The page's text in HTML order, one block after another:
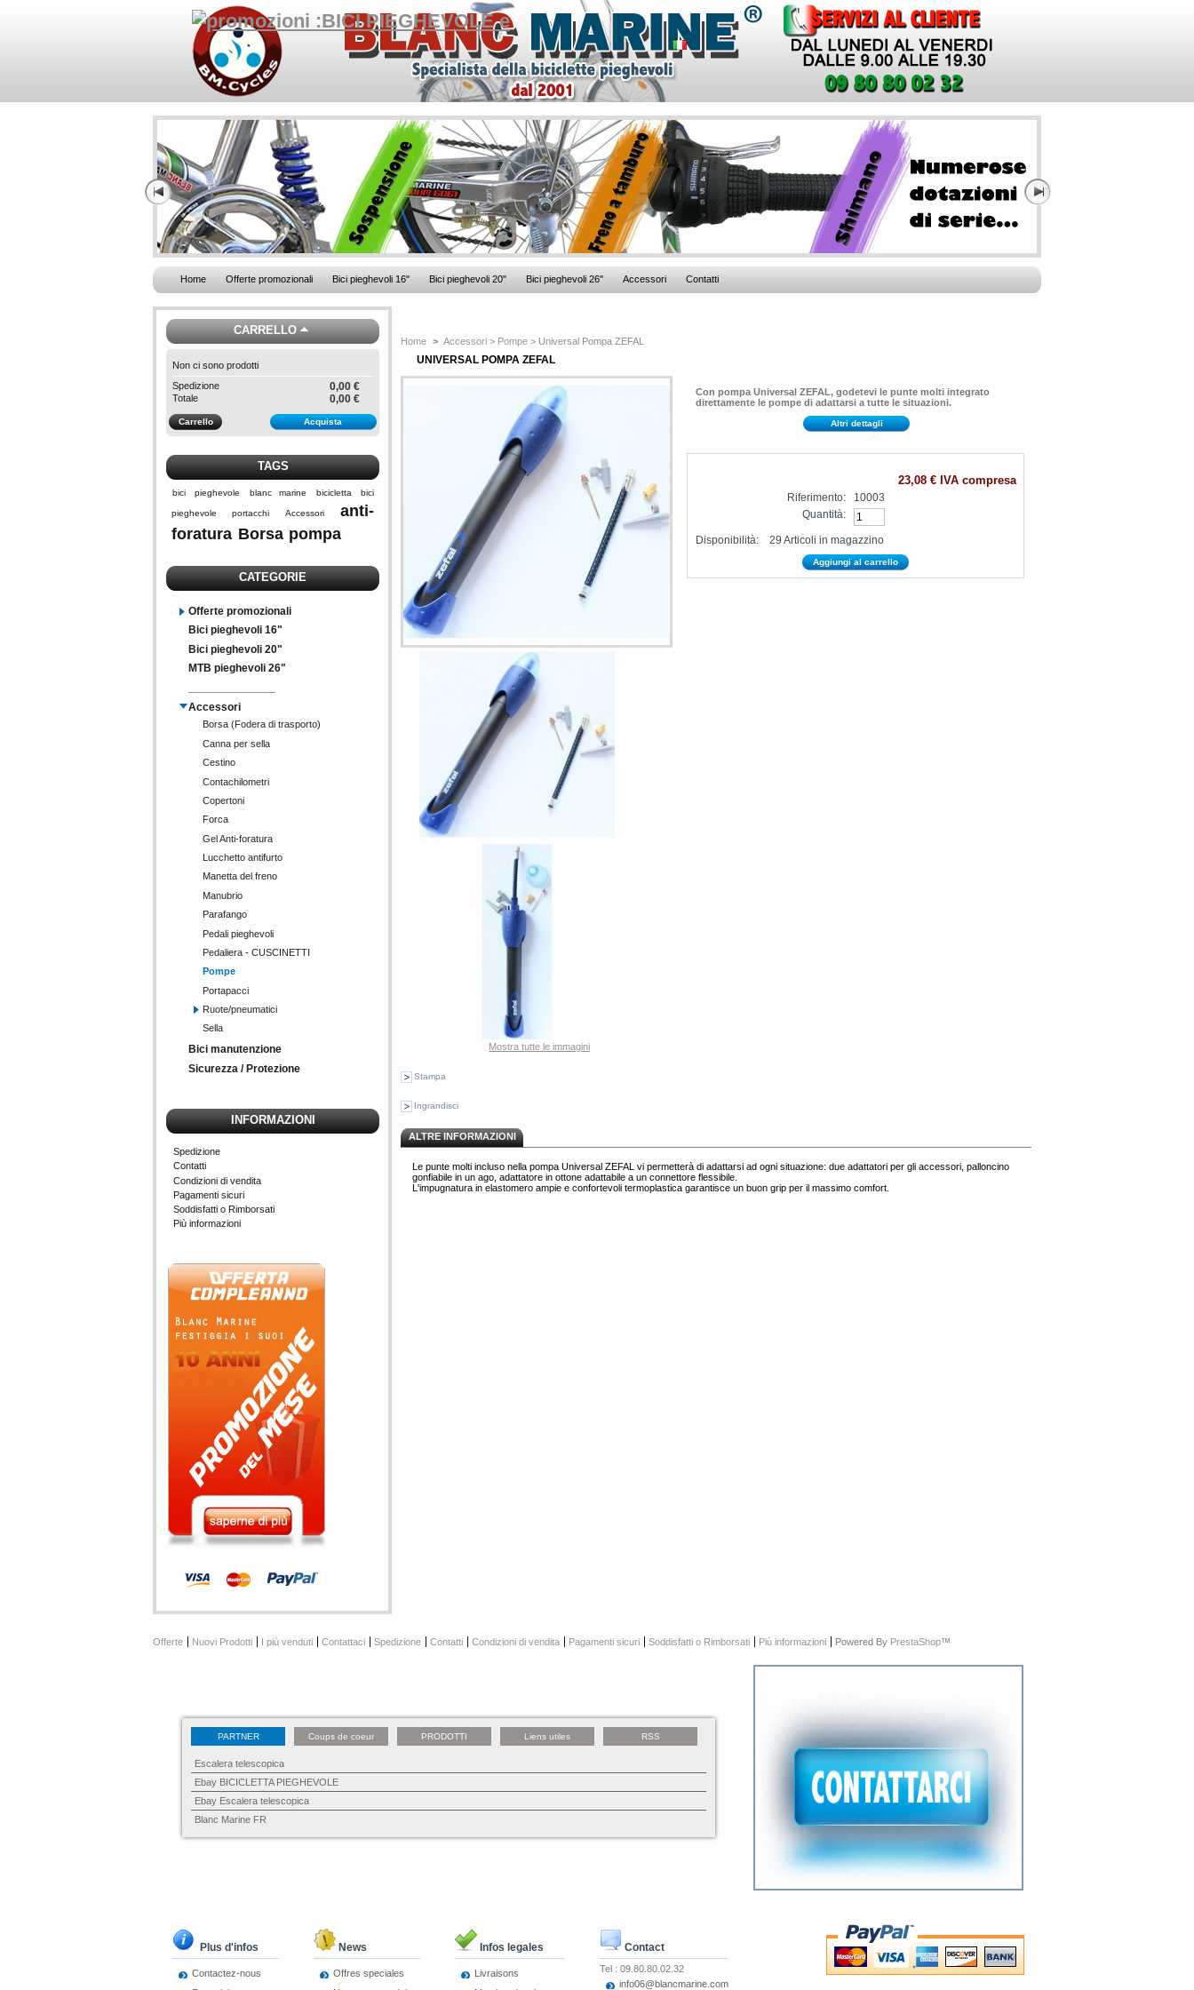
Home Offerte promozionali Bici pieghevoli 16" Bici pieghevoli 20" Bici pieghevoli 26" Accessori Contatti
CARRELLO
Non ci sono prodotti
Spedizione
0,00 €
Totale 0,00 €
Carrello Acquista
TAGS
bici pieghevole blanc marine bicicletta bici
pieghevole portacchi Accessori
anti-
foratura Borsa pompa
CATEGORIE
Offerte promozionali
Bici pieghevoli 16"
Bici pieghevoli 20"
MTB pieghevoli 26"
Accessori
Borsa (Fodera di trasporto)
Canna per sella
Cestino
Contachilometri
Copertoni
Forca
Gel Anti-foratura
Lucchetto antifurto
Manetta del freno
Manubrio
Parafango
Pedali pieghevoli
Pedaliera - CUSCINETTI
Pompe
Portapacci
Ruote/pneumatici
Sella
Bici manutenzione
Sicurezza / Protezione
INFORMAZIONI
Spedizione
Contatti
Condizioni di vendita
Pagamenti sicuri
Soddisfatti o Rimborsati
Più informazioni
Home > Accessori > Pompe > Universal Pompa ZEFAL
UNIVERSAL POMPA ZEFAL
Mostra tutte le immagini
Stampa
Ingrandisci
Con pompa Universal ZEFAL, godetevi le punte molti integrato
direttamente le pompe di adattarsi a tutte le situazioni.
Altri dettagli
23,08 €IVA compresa
Riferimento:
10003
Quantità:
Disponibilità: 29 Articoli in magazzino
ALTRE INFORMAZIONI
Le punte molti incluso nella pompa Universal ZEFAL vi permetterà di adattarsi ad ogni situazione: due adattatori per gli accessori, palloncino
gonfiabile in un ago, adattatore in ottone adattabile a un connettore flessibile.
L'impugnatura in elastomero ampie e confortevoli termoplastica garantisce un buon grip per il massimo comfort.
Offerte Nuovi Prodotti I più venduti Contattaci Spedizione Contatti Condizioni di vendita Pagamenti sicuri Soddisfatti o Rimborsati Più informazioni Powered By PrestaShop™
PARTNER Coups de coeur PRODOTTI Liens utiles RSS
Escalera telescopica
Ebay BICICLETTA PIEGHEVOLE
Ebay Escalera telescopica
Blanc Marine FR
Plus d'infos
Contactez-nous
News
Offres speciales
Infos legales
Livraisons
Contact
Tel : 09.80.80.02.32
info06@blancmarine.com